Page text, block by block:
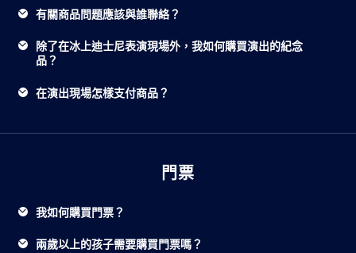
有關商品問題應該與誰聯絡？
除了在冰上迪士尼表演現場外，我如何購買演出的紀念
品？
在演出現場怎樣支付商品？
門票
我如何購買門票？
兩歲以上的孩子需要購買門票嗎？